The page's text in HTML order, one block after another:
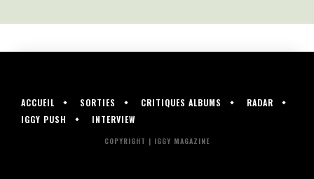
ACCUEIL SORTIES CRITIQUES ALBUMS
RADAR
IGGY PUSH
INTERVIEW
COPYRIGHT | IGGY MAGAZINE